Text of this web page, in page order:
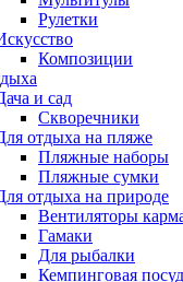
Рулетки
Композиции
и сад
Скворечники
отдыха на пляже
Пляжные наборы
Пляжные сумки
отдыха на природе
Вентиляторы
Гамаки
Для рыбалки
Кемпинговая